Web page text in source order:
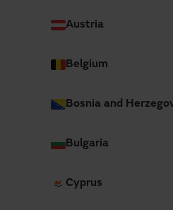
Austria
Belgium
Bosnia and
Bulgaria
Cyprus